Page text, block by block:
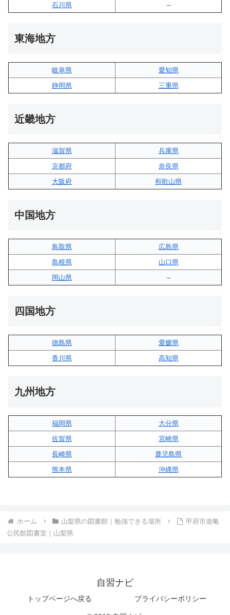
石川県
–
東海地方
岐阜県
愛知県
静岡県
三重県
近畿地方
滋賀県
兵庫県
京都府
奈良県
大阪府
和歌山県
中国地方
鳥取県
広島県
島根県
山口県
岡山県
–
四国地方
徳島県
愛媛県
香川県
高知県
九州地方
福岡県
大分県
佐賀県
宮崎県
長崎県
鹿児島県
熊本県
沖縄県
ホーム 山梨県の図書館｜勉強できる場所
甲府市遊亀
公民館図書室｜山梨県
自習ナビ
トップページへ戻る プライバシーポリシー